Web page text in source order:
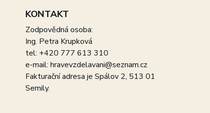
KONTAKT
Zodpovědná osoba:
Ing. Petra Krupková
tel: +420 777 613 310
e-mail: hravevzdelavani@seznam.cz
Fakturační adresa je Spálov 2, 513 01
Semily.